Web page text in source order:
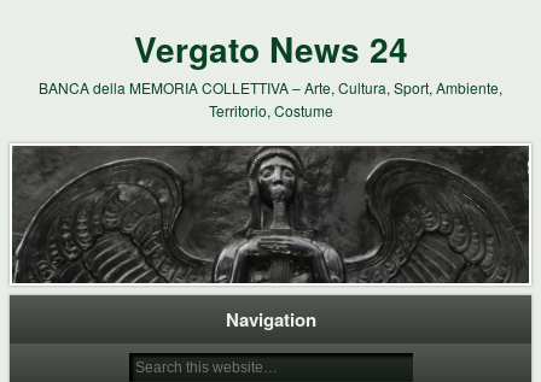
Vergato News 24
BANCA della MEMORIA COLLETTIVA – Arte, Cultura, Sport, Ambiente,
Territorio, Costume
Navigation